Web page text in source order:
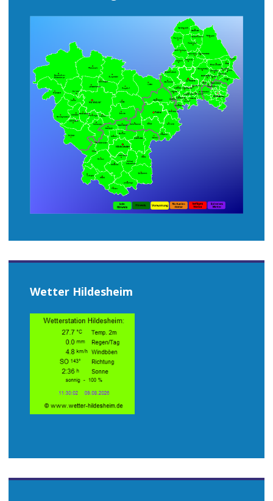
Wetter Hildesheim